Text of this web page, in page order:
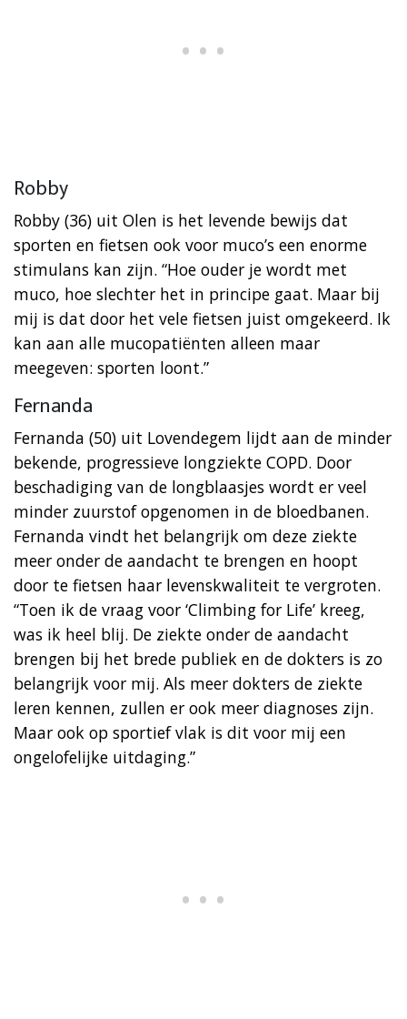
Robby
Robby (36) uit Olen is het levende bewijs dat
sporten en fietsen ook voor muco’s een enorme
stimulans kan zijn. “Hoe ouder je wordt met
muco, hoe slechter het in principe gaat. Maar bij
mij is dat door het vele fietsen juist omgekeerd. Ik
kan aan alle mucopatiënten alleen maar
meegeven: sporten loont.”
Fernanda
Fernanda (50) uit Lovendegem lijdt aan de minder
bekende, progressieve longziekte COPD. Door
beschadiging van de longblaasjes wordt er veel
minder zuurstof opgenomen in de bloedbanen.
Fernanda vindt het belangrijk om deze ziekte
meer onder de aandacht te brengen en hoopt
door te fietsen haar levenskwaliteit te vergroten.
“Toen ik de vraag voor ‘Climbing for Life’ kreeg,
was ik heel blij. De ziekte onder de aandacht
brengen bij het brede publiek en de dokters is zo
belangrijk voor mij. Als meer dokters de ziekte
leren kennen, zullen er ook meer diagnoses zijn.
Maar ook op sportief vlak is dit voor mij een
ongelofelijke uitdaging.”